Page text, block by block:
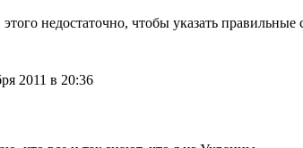
этого недостаточно, чтобы указать правильные
2011 в 20:36